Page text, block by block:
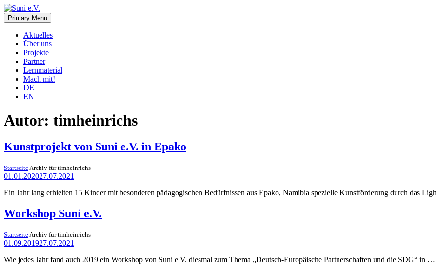
Skip
to
content
Suni e.V.
Deutsch-Namibischer Verein, zur Umsetzung der UN-Nachhaltigkeitsziele
Primary Menu
Aktuelles
Über uns
Projekte
Partner
Lernmaterial
Mach mit!
DE
EN
Autor: timheinrichs
Kunstprojekt von Suni e.V. in Epako
Startseite Archiv für timheinrichs
01.01.202027.07.2021
Ein Jahr lang erhielten 15 Kinder mit besonderen pädagogischen Bedürfnissen aus Epako, Namibia spezielle Kunstförderung durch das
Workshop Suni e.V.
Startseite Archiv für timheinrichs
01.09.201927.07.2021
Wie jedes Jahr fand auch 2019 ein Workshop von Suni e.V. diesmal zum Thema „Deutsch-Europäische Partnerschaften und die SDG“ in …